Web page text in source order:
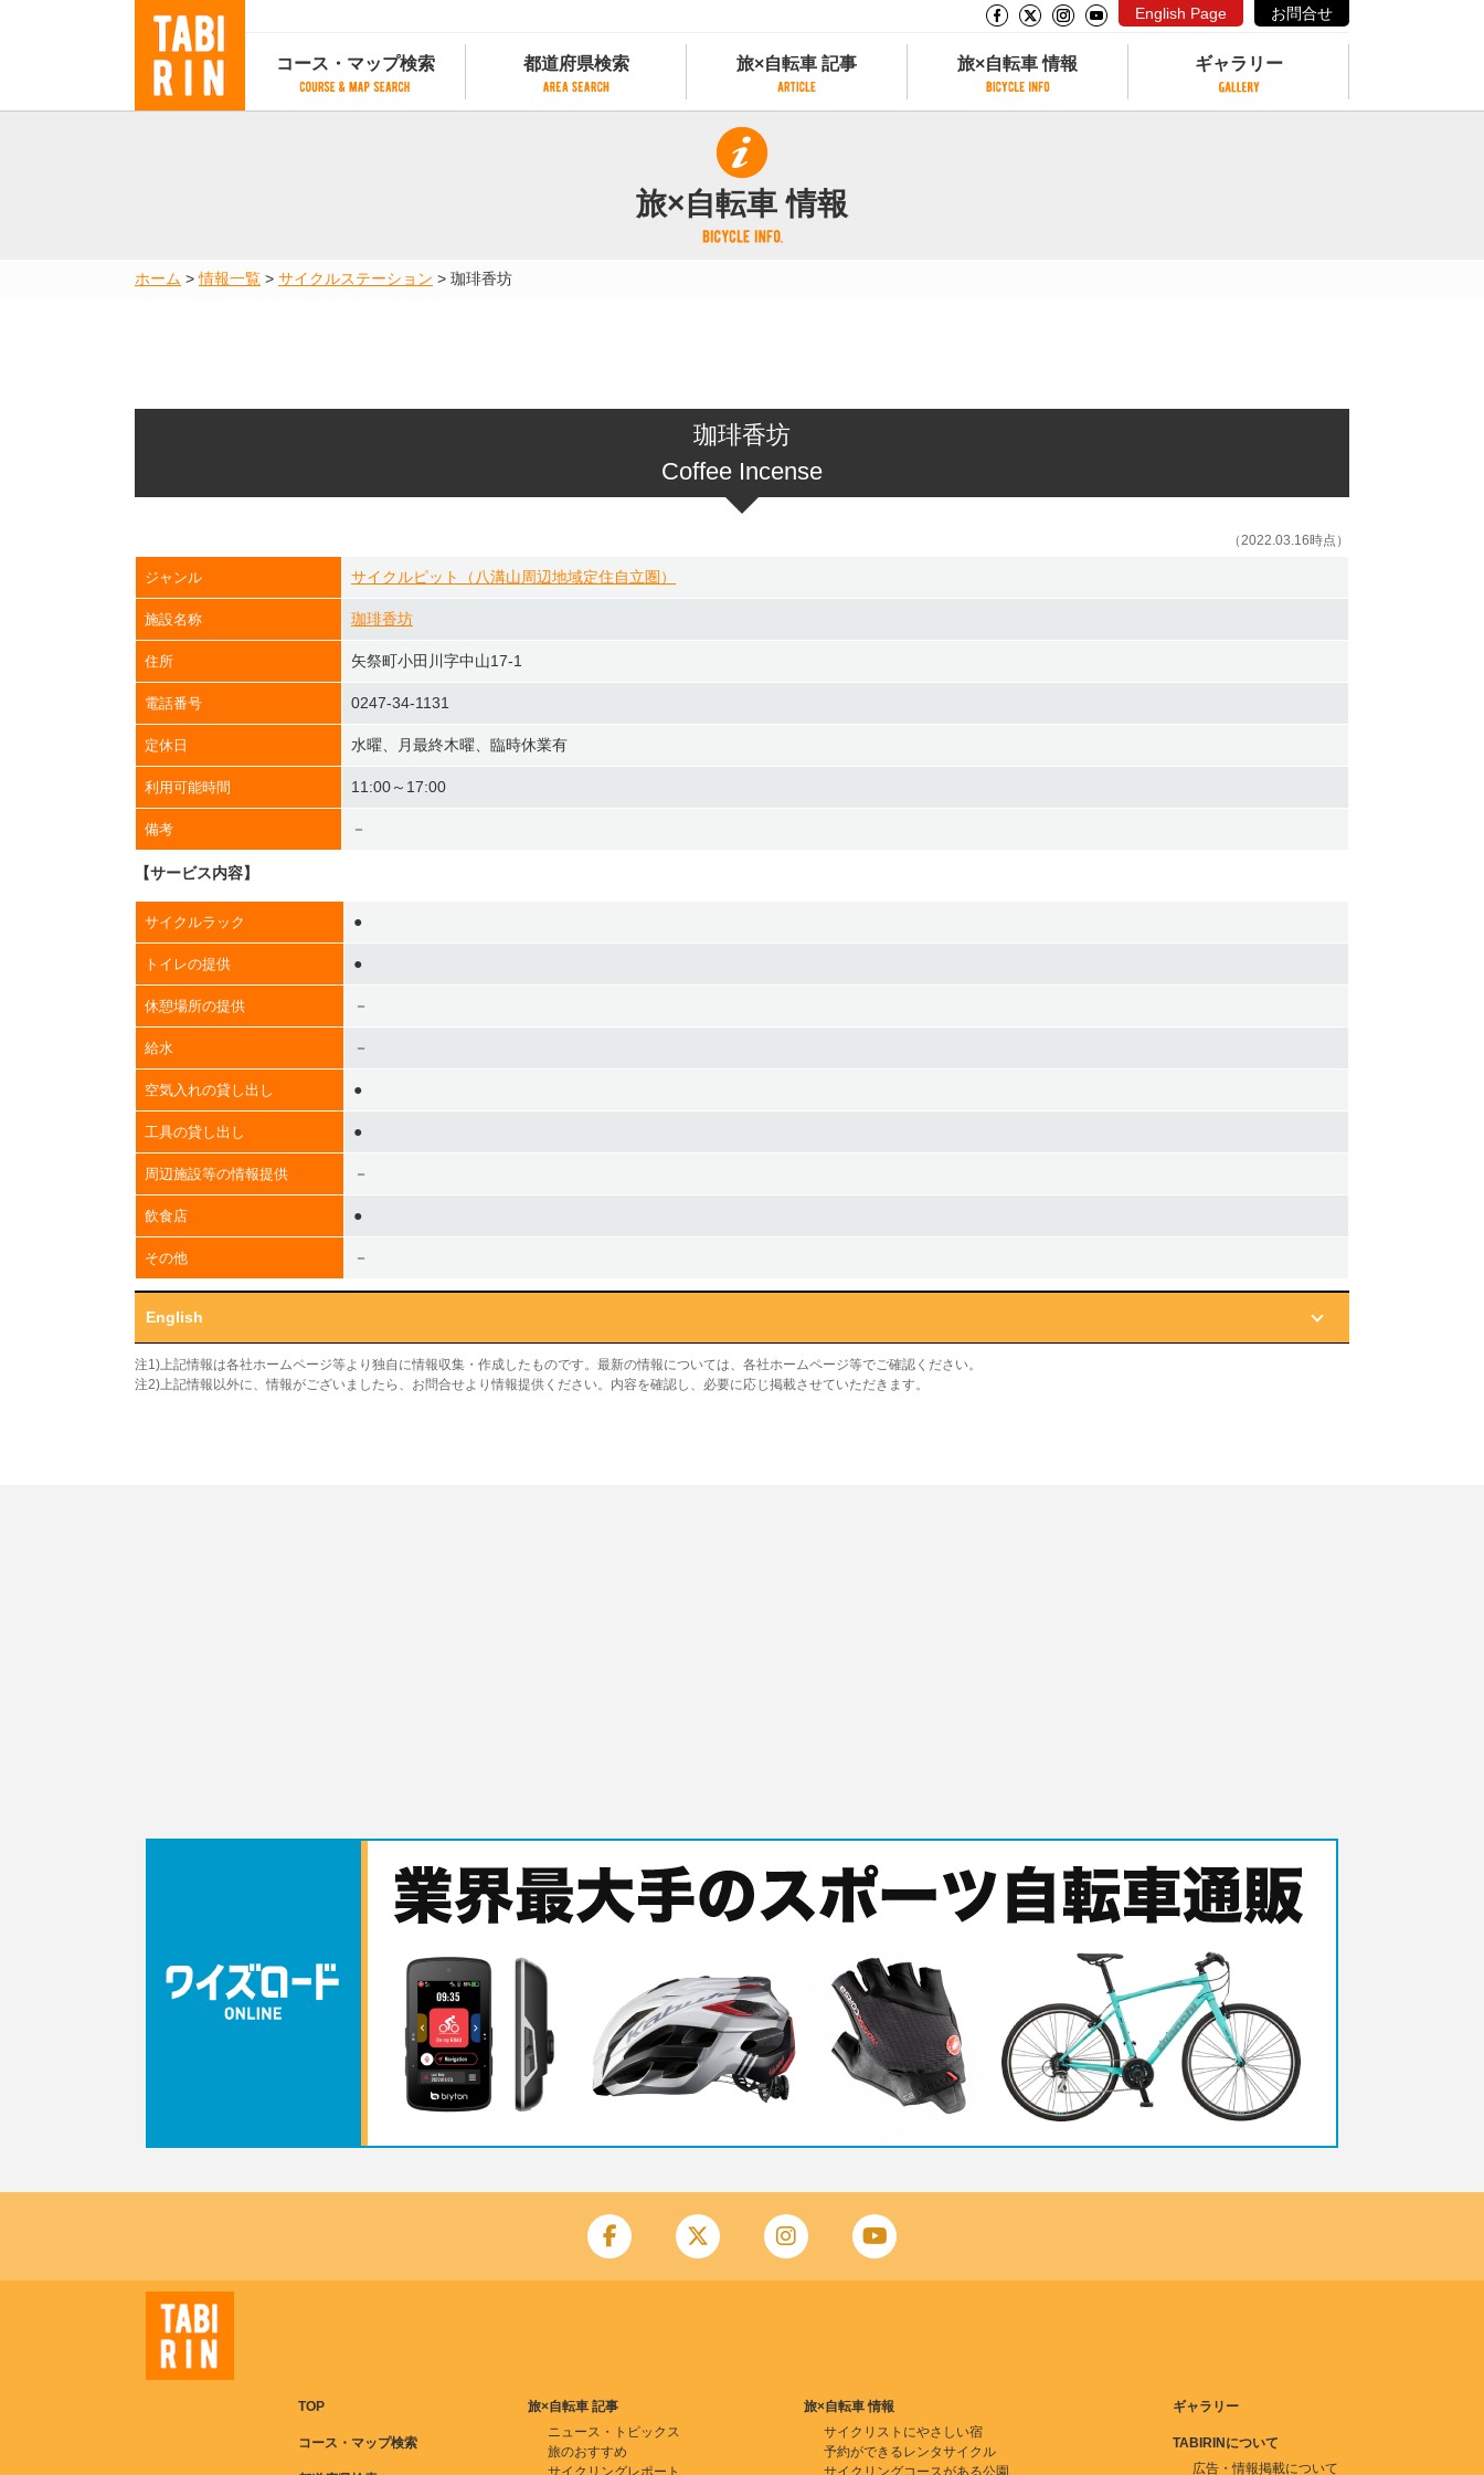
English Page お問合せ
コース・マップ検索
地図から検索
都道府県検索
都道府県別サイクリング情報
都道府県アクセスランキング
旅×自転車 記事
旅×自転車 記事
記事一覧
カテゴリから探す
旅×自転車 情報
サイクリストにやさしい宿
サイクルトレイン
タンデム自転車があるレンタサイクル
ギャラリー
旅×自転車 情報
ホーム >情報一覧 > サイクルステーション > 珈琲香坊
珈琲香坊
Coffee Incense
（2022.03.16時点）
ジャンル サイクルピット（八溝山周辺地域定住自立圏）
施設名称 珈琲香坊
住所 矢祭町小田川字中山17-1
電話番号 0247-34-1131
定休日 水曜、月最終木曜、臨時休業有
利用可能時間 11:00～17:00
備考 －
【サービス内容】
サイクルラック ●
トイレの提供 ●
休憩場所の提供 －
給水 －
空気入れの貸し出し ●
工具の貸し出し ●
周辺施設等の情報提供 －
飲食店 ●
その他 －
English
注1)上記情報は各社ホームページ等より独自に情報収集・作成したものです。最新の情報については、各社ホームページ等でご確認ください。
注2)上記情報以外に、情報がございましたら、お問合せより情報提供ください。内容を確認し、必要に応じ掲載させていただきます。
TOP
コース・マップ検索
旅×自転車 記事
ニュース・トピックス
旅のおすすめ
サイクリングレポート
旅×自転車 情報
サイクリストにやさしい宿
予約ができるレンタサイクル
サイクリングコースがある公園
ギャラリー
TABIRINについて
広告・情報掲載について